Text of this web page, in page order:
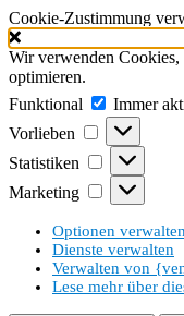
Cookie-Zustimmung
Wir verwenden Cookies,
optimieren.
Funktional
Immer
Vorlieben
Vorlieben
Statistiken Statistiken
Marketing Marketing
Optionen verwalten
Dienste verwalten
Verwalten von
Lese mehr über